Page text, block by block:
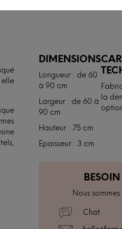
DIMENSIONS
Longueur : de 60
à 90 cm
Largeur : de 60 à
90 cm
Hauteur : 75 cm
Epaisseur : 3 cm
la
Nous
Chat